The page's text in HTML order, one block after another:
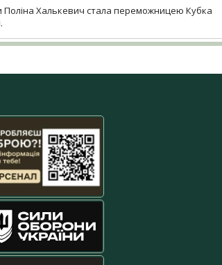
Халькевич стала переможницею Кубка